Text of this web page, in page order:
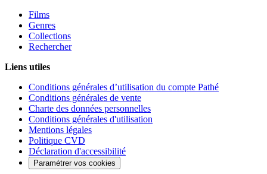
Films
Genres
Collections
Rechercher
Liens utiles
Conditions générales d’utilisation du compte Pathé
Conditions générales de vente
Charte des données personnelles
Conditions générales d'utilisation
Mentions légales
Politique CVD
Déclaration d'accessibilité
Paramétrer vos cookies